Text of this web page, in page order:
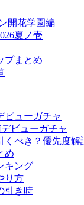
開花学園編
夏ノ壱
プまとめ
ビューガチャ
ビューガチャ
くべき？優先度解
め
キング
り方
引き時